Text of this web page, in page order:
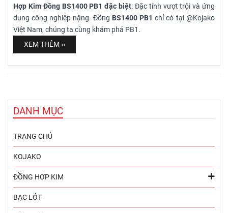
Hợp Kim Đồng BS1400 PB1 đặc biệt: Đặc tính vượt trội và ứng
dụng công nghiệp nặng. Đồng BS1400 PB1 chỉ có tại @Kojako
Việt Nam, chúng ta cùng khám phá PB1.
XEM THÊM ››
DANH MỤC
TRANG CHỦ
KOJAKO
ĐỒNG HỢP KIM
BẠC LÓT